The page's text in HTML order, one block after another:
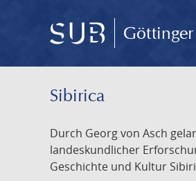
Sibirica
Durch Georg von Asch
landeskundlicher
Geschichte und Kultur